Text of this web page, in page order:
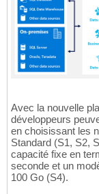
Avec la nouvelle
développeurs
en choisissant les
Standard (S1, S2,
capacité fixe en
seconde et un
100 Go (S4).